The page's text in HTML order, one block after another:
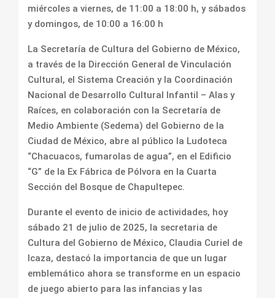
miércoles a viernes, de 11:00 a 18:00 h, y sábados
y domingos, de 10:00 a 16:00 h
La Secretaría de Cultura del Gobierno de México,
a través de la Dirección General de Vinculación
Cultural, el Sistema Creación y la Coordinación
Nacional de Desarrollo Cultural Infantil – Alas y
Raíces, en colaboración con la Secretaría de
Medio Ambiente (Sedema) del Gobierno de la
Ciudad de México, abre al público la Ludoteca
“Chacuacos, fumarolas de agua”, en el Edificio
“G” de la Ex Fábrica de Pólvora en la Cuarta
Sección del Bosque de Chapultepec.
Durante el evento de inicio de actividades, hoy
sábado 21 de julio de 2025, la secretaria de
Cultura del Gobierno de México, Claudia Curiel de
Icaza, destacó la importancia de que un lugar
emblemático ahora se transforme en un espacio
de juego abierto para las infancias y las